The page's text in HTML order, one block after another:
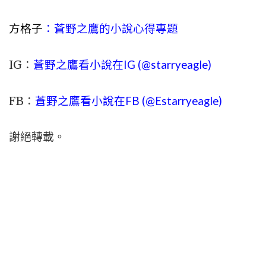
方格子 ：蒼野之鷹的小說心得專題
IG： 蒼野之鷹看小說在IG (@starryeagle)
FB： 蒼野之鷹看小說在FB (@Estarryeagle)
謝絕轉載。